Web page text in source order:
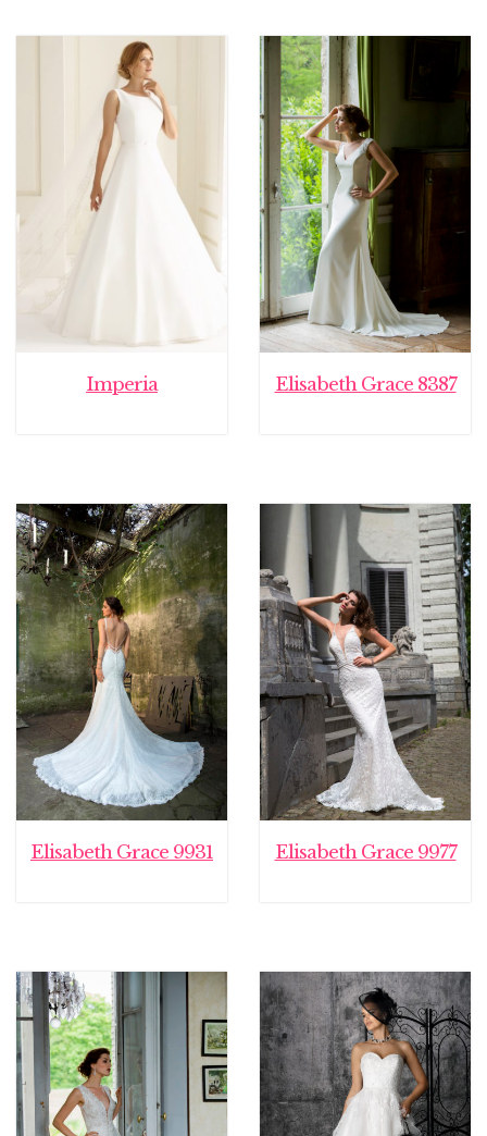
Imperia Elisabeth Grace 8387
Elisabeth Grace 9931 Elisabeth Grace 9977